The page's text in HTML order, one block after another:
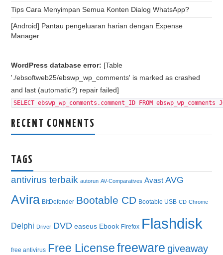
Tips Cara Menyimpan Semua Konten Dialog WhatsApp?
[Android] Pantau pengeluaran harian dengan Expense
Manager
WordPress database error: [Table
'./ebsoftweb25/ebswp_wp_comments' is marked as crashed
and last (automatic?) repair failed]
SELECT ebswp_wp_comments.comment_ID FROM
RECENT COMMENTS
TAGS
antivirus terbaik autorun AV-Comparatives Avast AVG
Avira BitDefender Bootable CD Bootable USB CD Chrome
Delphi Driver DVD easeus Ebook Firefox Flashdisk
free antivirus Free License freeware giveaway